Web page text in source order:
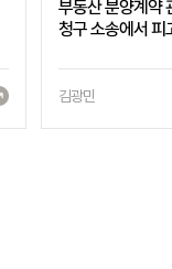
부동산 분양계약
청구 소송에서 피
김광민